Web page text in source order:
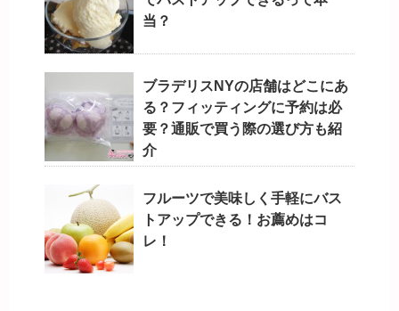
当？
ブラデリスNYの店舗はどこにあ
る？フィッティングに予約は必
要？通販で買う際の選び方も紹
介
フルーツで美味しく手軽にバス
トアップできる！お薦めはコ
レ！